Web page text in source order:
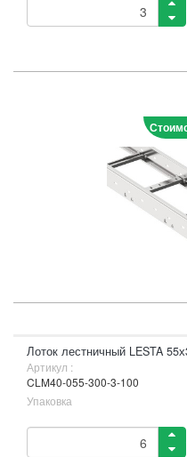
Лоток лестничный LESTA
Артикул :
CLM40-055-300-3-100
Упаковка